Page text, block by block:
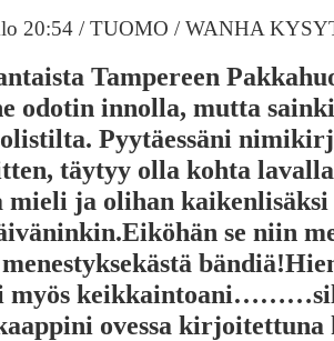
20:54 /TUOMO /WANHA
Tampereen
odotin innolla, mutta
Pyytäessäni
täytyy olla kohta
mieli ja olihan
se niin
myös
ovessa